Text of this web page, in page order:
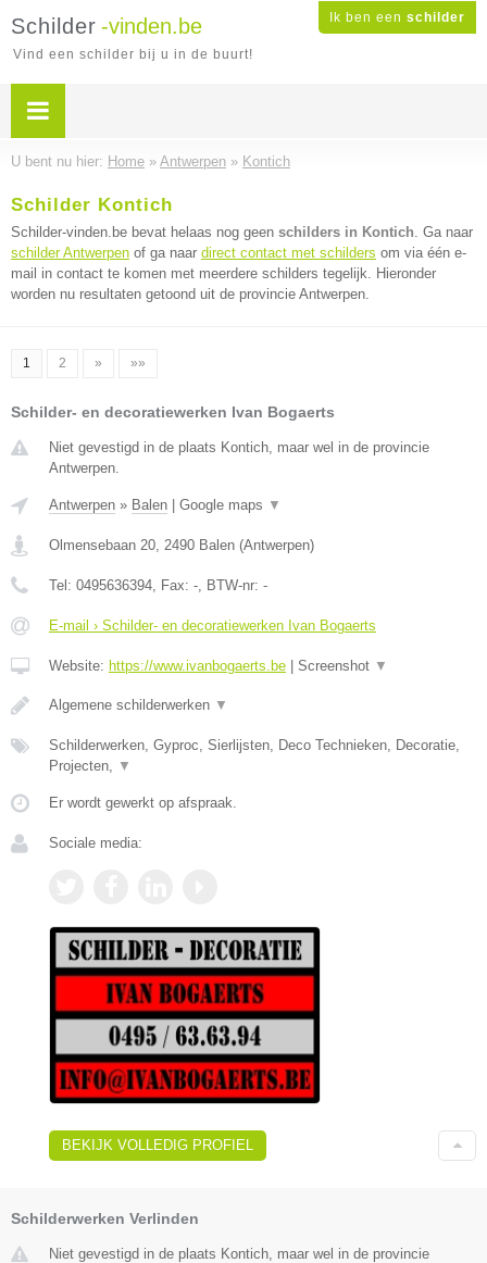
Ik ben een schilder
Schilder -vinden.be
Vind een schilder bij u in de buurt!
U bent nu hier: Home » Antwerpen » Kontich
Schilder Kontich
Schilder-vinden.be bevat helaas nog geen schilders in Kontich. Ga naar
schilder Antwerpen of ga naar direct contact met schilders om via één e-
mail in contact te komen met meerdere schilders tegelijk. Hieronder
worden nu resultaten getoond uit de provincie Antwerpen.
1 2 » »»
Schilder- en decoratiewerken Ivan Bogaerts
Niet gevestigd in de plaats Kontich, maar wel in de provincie
Antwerpen.
Antwerpen » Balen Google maps ▼
Olmensebaan 20, 2490 Balen (Antwerpen)
Tel: 0495636394, Fax: -, BTW-nr: -
E-mail › Schilder- en decoratiewerken Ivan Bogaerts
Website: https://www.ivanbogaerts.be Screenshot ▼
Algemene schilderwerken ▼
Schilderwerken, Gyproc, Sierlijsten, Deco Technieken, Decoratie,
Projecten, ▼
Er wordt gewerkt op afspraak.
Sociale media:
BEKIJK VOLLEDIG PROFIEL
Schilderwerken Verlinden
Niet gevestigd in de plaats Kontich, maar wel in de provincie